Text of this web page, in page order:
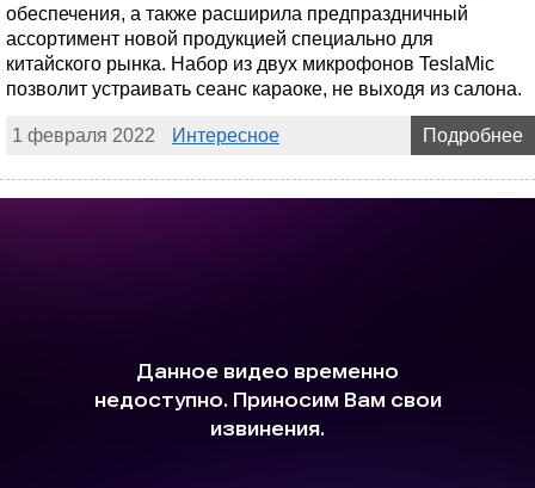
обеспечения, а также расширила предпраздничный
ассортимент новой продукцией специально для
китайского рынка. Набор из двух микрофонов TeslaMic
позволит устраивать сеанс караоке, не выходя из салона.
1 февраля 2022 Интересное Подробнее